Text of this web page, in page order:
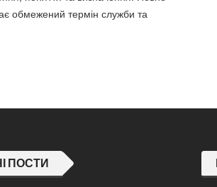
обмежений термін служби та
ПОСТИ